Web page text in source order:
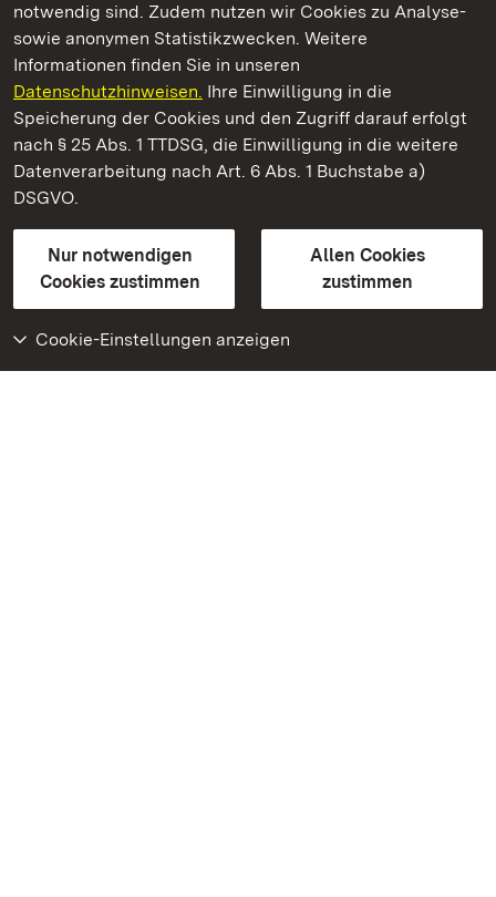
notwendig sind. Zudem nutzen wir Cookies zu Analyse-
sowie anonymen Statistikzwecken. Weitere
Informationen finden Sie in unseren
Datenschutzhinweisen. Ihre Einwilligung in die
Speicherung der Cookies und den Zugriff darauf erfolgt
nach § 25 Abs. 1 TTDSG, die Einwilligung in die weitere
Datenverarbeitung nach Art. 6 Abs. 1 Buchstabe a)
DSGVO.
Nur notwendigen
Cookies zustimmen
Allen Cookies
zustimmen
Cookie-Einstellungen anzeigen
Schloss Solitude
Staatliche Schlösser und Gärten Baden-Württemberg
Kontakt
GebärdenspracheLeichte Sprache
Erklärung zur Barrierefreiheit
BITV-konform (geprüfte Seiten)
Weiteres